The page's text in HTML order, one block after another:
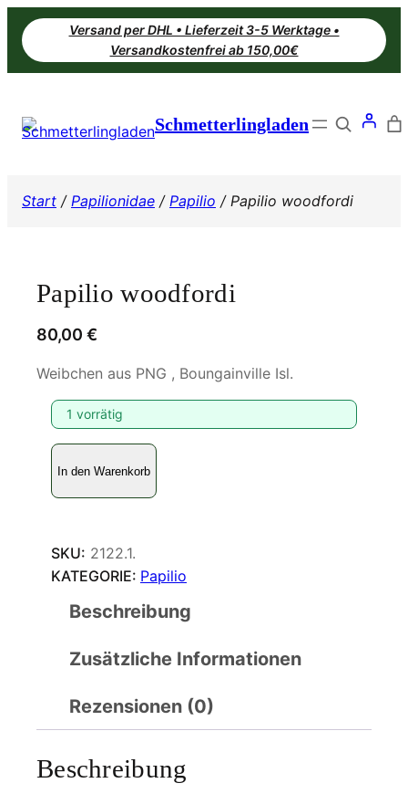
Zum
Inhalt
springen
Versand per DHL • Lieferzeit 3-5 Werktage •
Versandkostenfrei ab 150,00€
Schmetterlingladen Search
Start / Papilionidae / Papilio / Papilio woodfordi
Papilio woodfordi
80,00 €
Weibchen aus PNG , Boungainville Isl.
1 vorrätig
P
p
l
i
o
d
In den Warenkorb
SKU: 2122.1.
KATEGORIE: Papilio
Beschreibung
Zusätzliche Informationen
Rezensionen (0)
Beschreibung